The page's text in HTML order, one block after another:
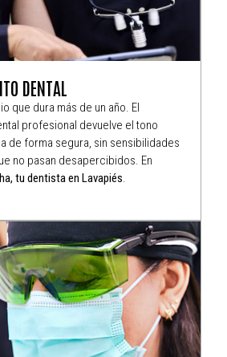
DENTAL
que dura más de un año. El
profesional devuelve el tono
de forma segura, sin sensibilidades
no pasan desapercibidos. En
tu dentista en Lavapiés.